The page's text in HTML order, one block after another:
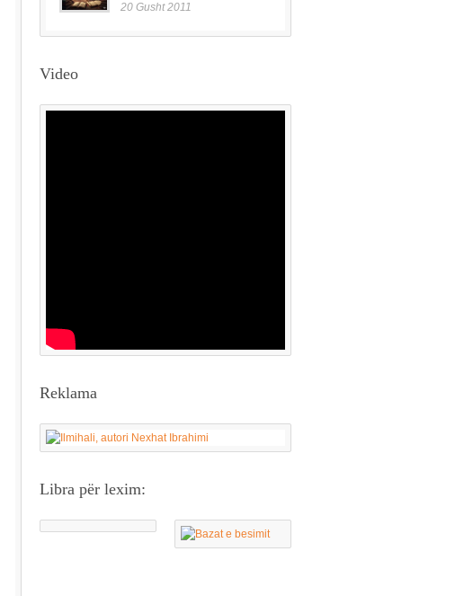
20 Gusht 2011
Video
Reklama
Libra për lexim: